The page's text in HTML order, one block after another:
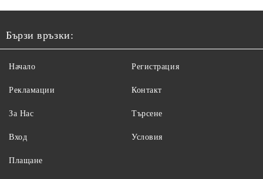
Бързи връзки:
Начало
Рекламации
За Нас
Вход
Регистрация
Контакт
Търсене
Условия
Плащане